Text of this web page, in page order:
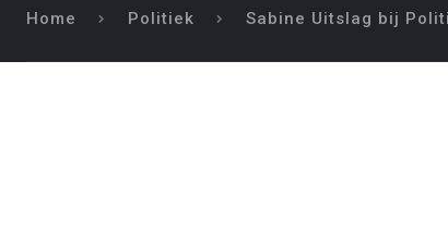
Home Politiek Sabine Uitslag bij